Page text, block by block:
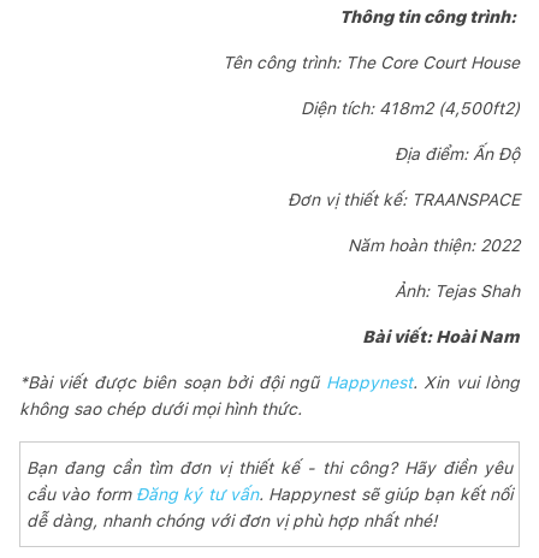
Thông tin công trình:
Tên công trình: The Core Court House
Diện tích: 418m2 (4,500ft2)
Địa điểm: Ấn Độ
Đơn vị thiết kế: TRAANSPACE
Năm hoàn thiện: 2022
Ảnh: Tejas Shah
Bài viết: Hoài Nam
*Bài viết được biên soạn bởi đội ngũ Happynest. Xin vui lòng
không sao chép dưới mọi hình thức.
Bạn đang cần tìm đơn vị thiết kế - thi công? Hãy điền yêu
cầu vào form Đăng ký tư vấn. Happynest sẽ giúp bạn kết nối
dễ dàng, nhanh chóng với đơn vị phù hợp nhất nhé!